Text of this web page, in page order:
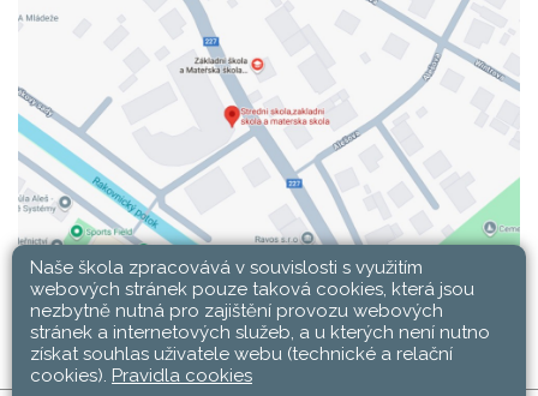
Naše škola zpracovává v souvislosti s využitím
webových stránek pouze taková cookies, která jsou
nezbytně nutná pro zajištění provozu webových
stránek a internetových služeb, a u kterých není nutno
získat souhlas uživatele webu (technické a relační
cookies). Pravidla cookies